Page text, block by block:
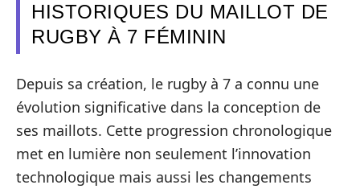
HISTORIQUES DU MAILLOT DE
RUGBY À 7 FÉMININ
Depuis sa création, le rugby à 7 a connu une
évolution significative dans la conception de
ses maillots. Cette progression chronologique
met en lumière non seulement l’innovation
technologique mais aussi les changements